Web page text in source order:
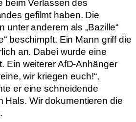
beim Verlassen des
gefilmt haben. Die
unter anderem als „Bazille“
beschimpft. Ein Mann griff die
an. Dabei wurde eine
Ein weiterer AfD-Anhänger
wir kriegen euch!“,
er eine schneidende
Hals. Wir dokumentieren die